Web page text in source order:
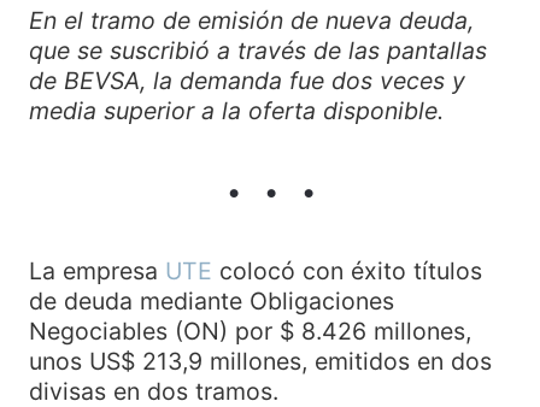
En el tramo de emisión de nueva deuda,
que se suscribió a través de las pantallas
de BEVSA, la demanda fue dos veces y
media superior a la oferta disponible.
La empresa UTE colocó con éxito títulos
de deuda mediante Obligaciones
Negociables (ON) por $ 8.426 millones,
unos US$ 213,9 millones, emitidos en dos
divisas en dos tramos.